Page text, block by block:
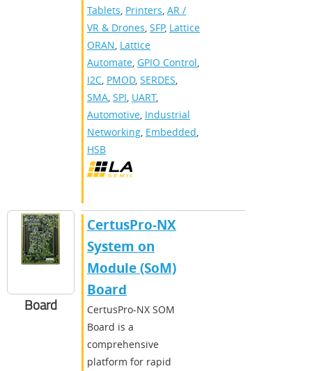
Tablets, Printers, AR /
VR & Drones, SFP, Lattice
ORAN, Lattice
Automate, GPIO Control,
I2C, PMOD, SERDES,
SMA, SPI, UART,
Automotive, Industrial
Networking, Embedded,
HSB
Board
CertusPro-NX
System on
Module (SoM)
Board
CertusPro-NX SOM
Board is a
comprehensive
platform for rapid